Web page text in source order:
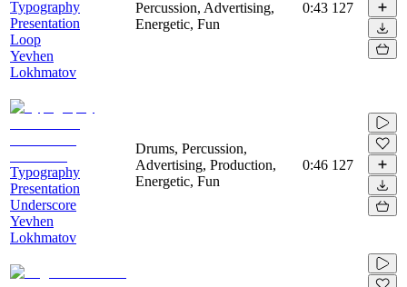
Typography
Presentation
Loop
Yevhen
Lokhmatov
Percussion, Advertising,
Energetic, Fun
0:43 127
Typography
Presentation
Underscore
Yevhen
Lokhmatov
Drums, Percussion,
Advertising, Production,
Energetic, Fun
0:46 127